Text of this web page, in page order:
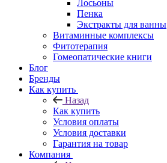
Лосьоны
Пенка
Экстракты для ванны
Витаминные комплексы
Фитотерапия
Гомеопатические книги
Блог
Бренды
Как купить
Назад
Как купить
Условия оплаты
Условия доставки
Гарантия на товар
Компания